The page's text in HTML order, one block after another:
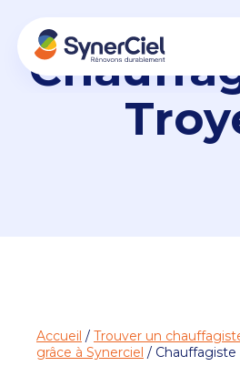
Accueil / Trouver un
grâce à Synerciel / Chauffagiste